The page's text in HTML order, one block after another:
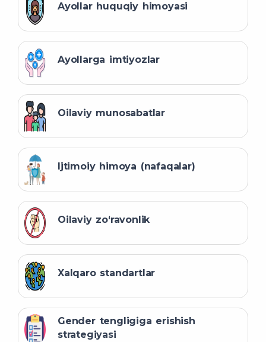
Ayollar huquqiy himoyasi
Ayollarga imtiyozlar
Oilaviy munosabatlar
Ijtimoiy himoya (nafaqalar)
Oilaviy zo‘ravonlik
Xalqaro standartlar
Gender tengligiga erishish
strategiyasi